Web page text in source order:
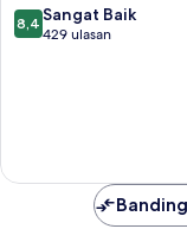
8.4
dari
8,4 Sangat Baik
429 ulasan